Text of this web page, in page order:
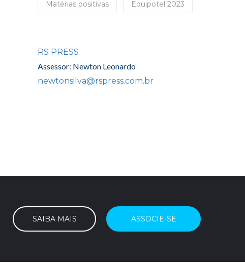
Matérias positivas Equipotel 2023
RS PRESS
Assessor: Newton Leonardo
newtonsilva@rspress.com.br
ASSOCIE-SE
SAIBA MAIS